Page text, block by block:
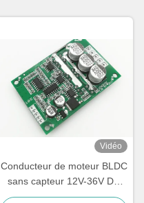
Vidéo
Conducteur de moteur BLDC
sans capteur 12V-36V DC
trois pahses -20—85℃